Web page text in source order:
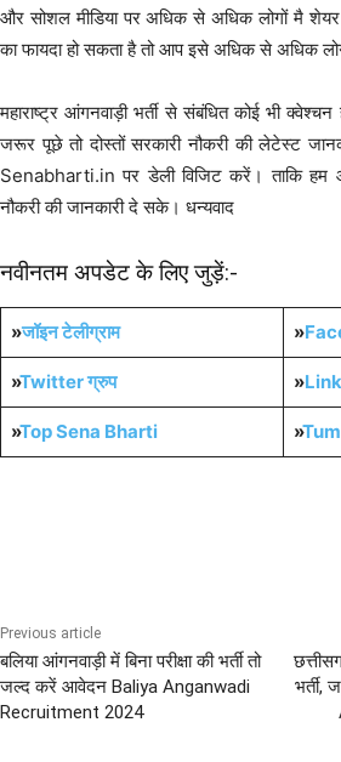
और सोशल मीडिया पर अधिक से अधिक लोगों मै
का फायदा हो सकता है तो आप इसे अधिक से अधिक
महाराष्ट्र आंगनवाड़ी भर्ती से संबंधित कोई भी
जरूर पूछे तो दोस्तों सरकारी नौकरी की लेटेस्ट
Senabharti.in पर डेली विजिट करें। ताकि हम
नौकरी की जानकारी दे सके। धन्यवाद
नवीनतम अपडेट के लिए जुड़ें:-
»जॉइन टेलीग्राम »
»Twitter ग्रुप »
»Top Sena Bharti »
Previous article
बलिया आंगनवाड़ी में बिना परीक्षा की भर्ती तो
जल्द करें आवेदन Baliya Anganwadi
Recruitment 2024